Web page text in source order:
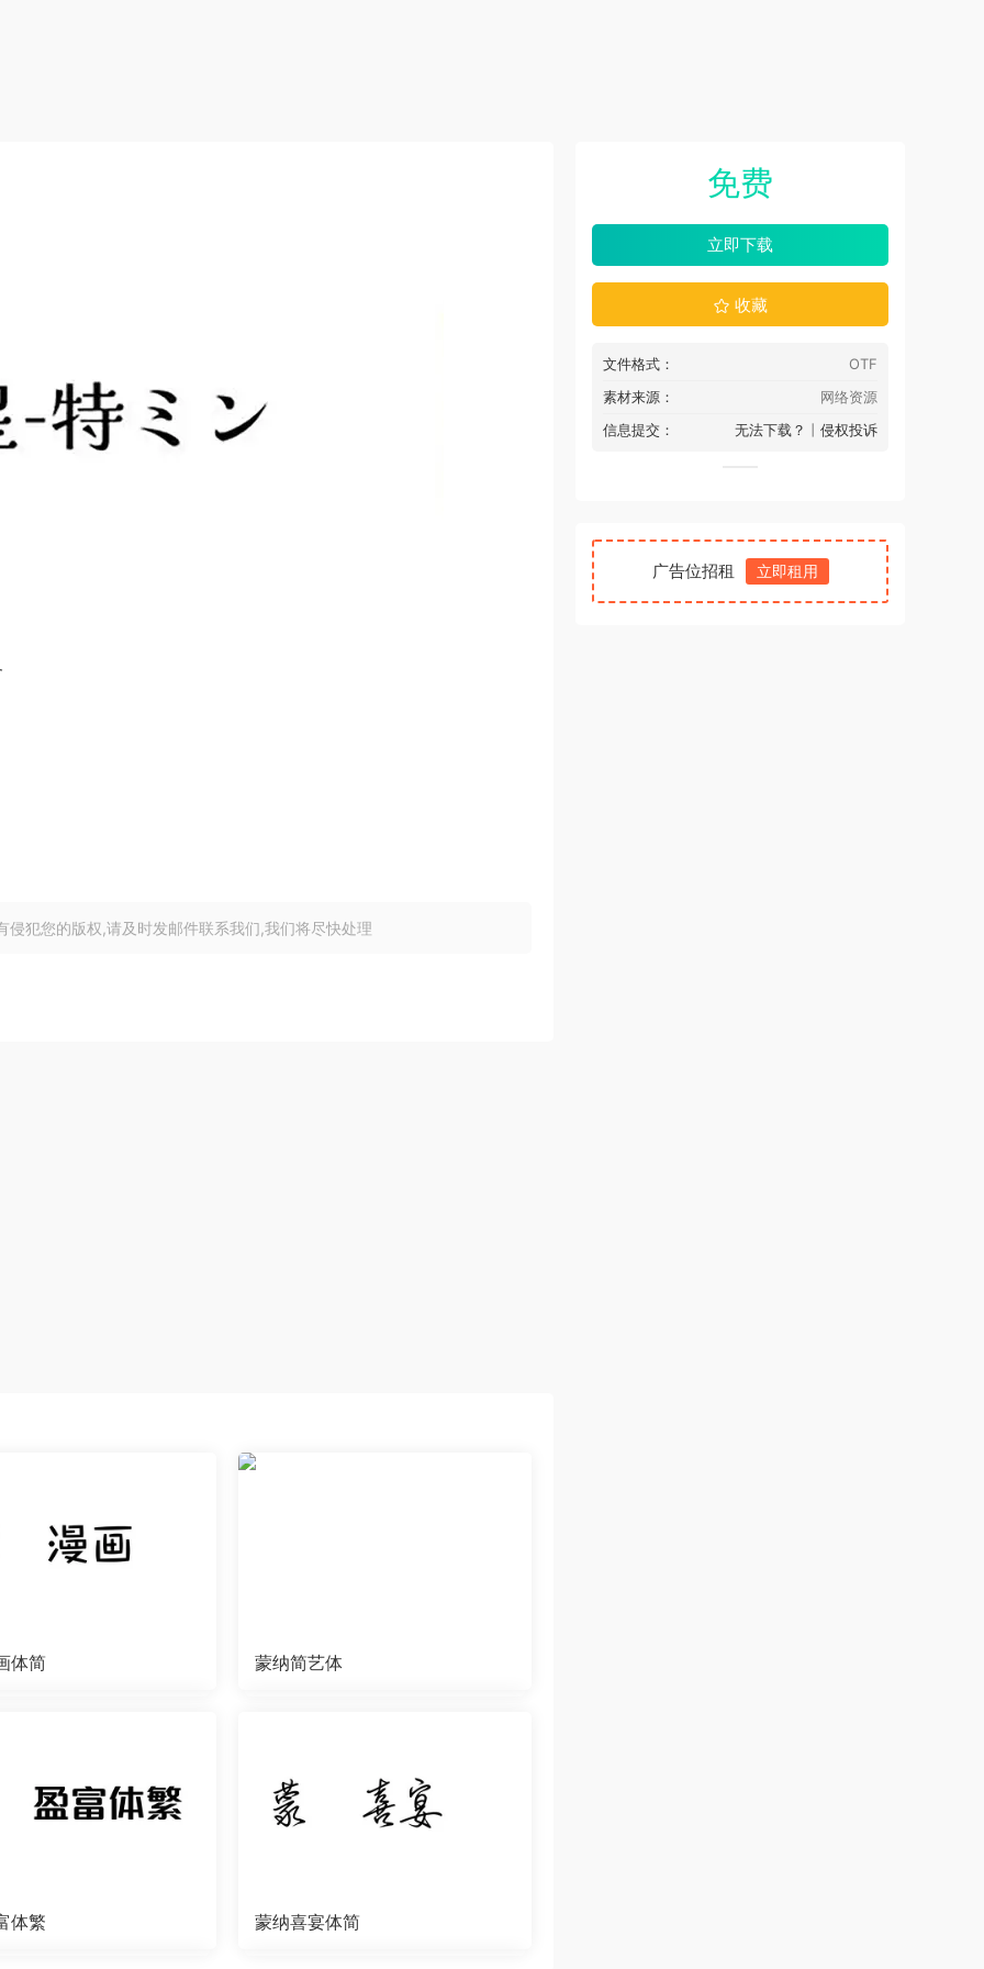
犯您的版权,请及时发邮件联系我们,我们将尽快处理
体简 蒙纳简艺体
体繁 蒙纳喜宴体简
免费
立即下载
收藏
文件格式：
OTF
素材来源：
网络资源
信息提交：
无法下载？ 丨 侵权投诉
广告位招租 立即租用